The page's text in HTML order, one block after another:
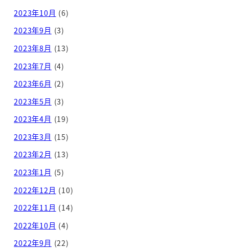
2023年10月 (6)
2023年9月 (3)
2023年8月 (13)
2023年7月 (4)
2023年6月 (2)
2023年5月 (3)
2023年4月 (19)
2023年3月 (15)
2023年2月 (13)
2023年1月 (5)
2022年12月 (10)
2022年11月 (14)
2022年10月 (4)
2022年9月 (22)